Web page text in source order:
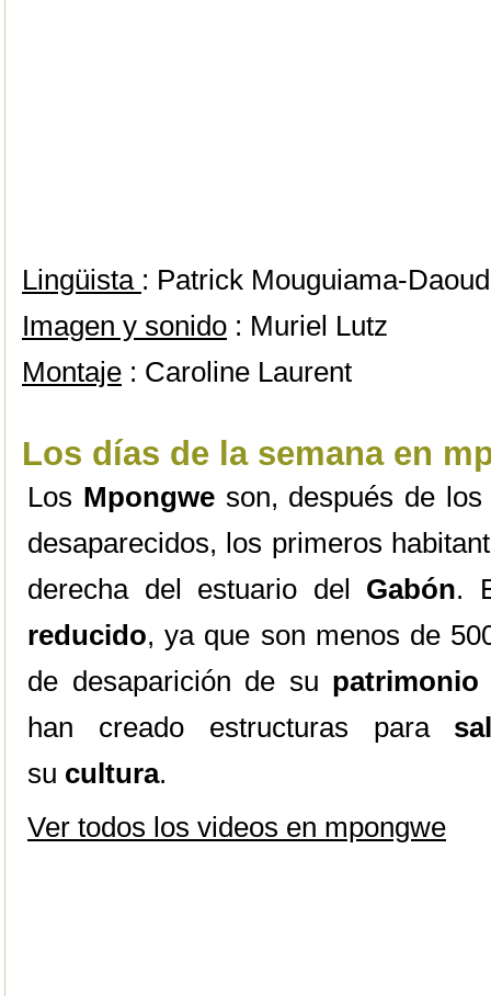
Lingüista : Patrick Mouguiama-
Imagen y sonido : Muriel Lutz
Montaje : Caroline Laurent
Los días de la semana en
Los Mpongweson, después de los
desaparecidos, los primeros
derecha del estuario del Gabón.
reducido, ya que son menos de
de desaparición de su patrimonio
han creado estructuras para
su cultura.
Ver todos los videos en mpongwe